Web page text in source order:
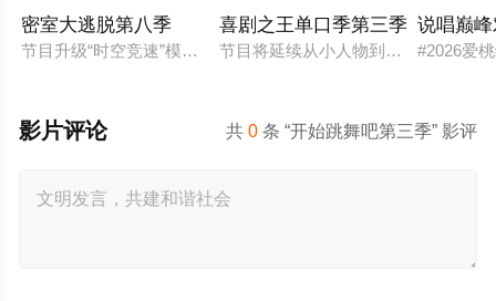
密室大逃脱第八季
节目升级“时空竞速”模式，每位成员携带有限生存能量，时间分
喜剧之王单口季第三季
节目将延续从小人物到喜剧之王的故
说唱巅
#2026爱
共0 条 “开始跳舞吧第三季” 影评
影片评论